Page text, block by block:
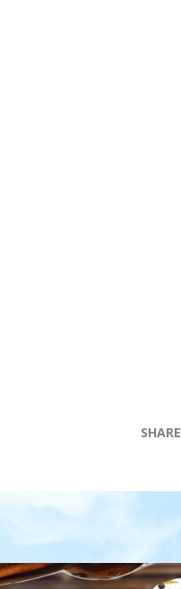
SHARE